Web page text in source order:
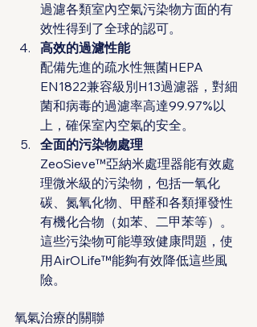
過濾各類室內空氣污染物方面的有
效性得到了全球的認可。
高效的過濾性能
配備先進的疏水性無菌HEPA
EN1822兼容級別H13過濾器，對細
菌和病毒的過濾率高達99.97%以
上，確保室內空氣的安全。
全面的污染物處理
ZeoSieve™亞納米處理器能有效處
理微米級的污染物，包括一氧化
碳、氮氧化物、甲醛和各類揮發性
有機化合物（如苯、二甲苯等）。
這些污染物可能導致健康問題，使
用AirOLife™能夠有效降低這些風
險。
氧氣治療的關聯